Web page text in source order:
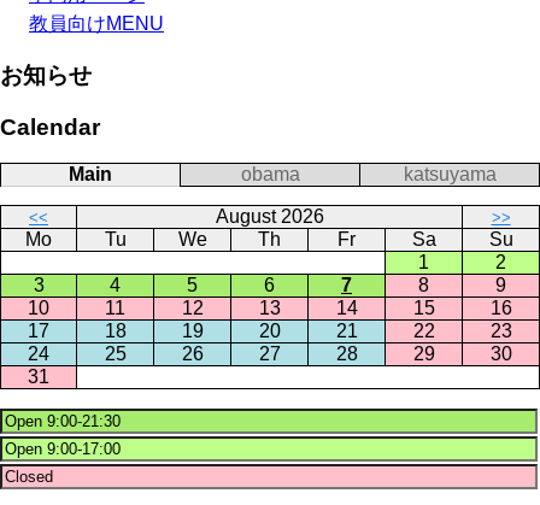
教員向けMENU
お知らせ
Calendar
Main obama katsuyama
<< August 2026 >>
Mo Tu We Th Fr Sa
Su
1
2
3
4 5 6 7 8
9
10
11 12 13 14 15
16
17
18 19 20 21 22
23
24
25 26 27 28 29
30
31